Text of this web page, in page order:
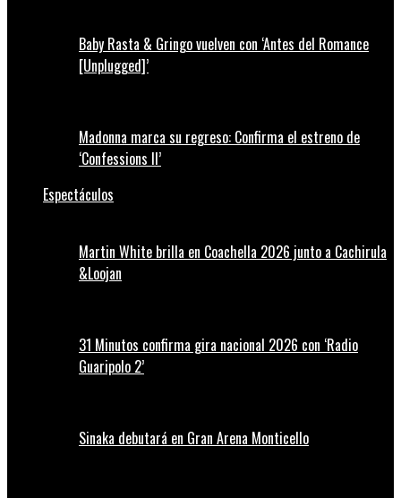
Baby Rasta & Gringo vuelven con ‘Antes del Romance
[Unplugged]’
Madonna marca su regreso: Confirma el estreno de
‘Confessions II’
Espectáculos
Martin White brilla en Coachella 2026 junto a Cachirula
&Loojan
31 Minutos confirma gira nacional 2026 con ‘Radio
Guaripolo 2’
Sinaka debutará en Gran Arena Monticello